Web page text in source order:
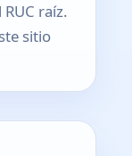
raíz.
sitio